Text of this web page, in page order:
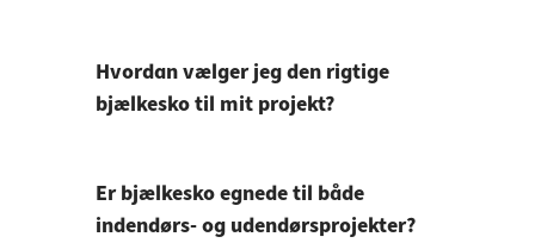
Hvordan vælger jeg den rigtige
bjælkesko til mit projekt?
Er bjælkesko egnede til både
indendørs- og udendørsprojekter?